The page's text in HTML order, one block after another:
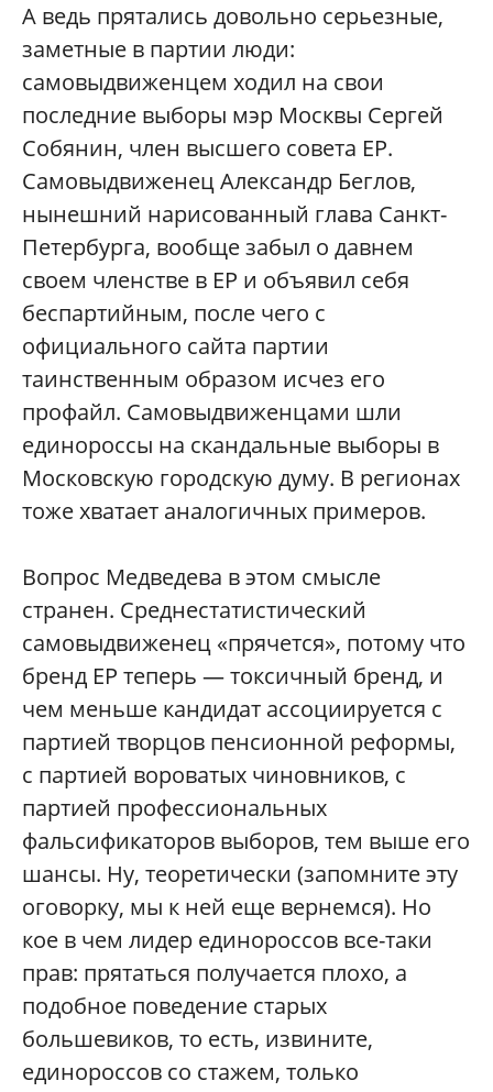
А ведь прятались довольно серьезные,
заметные в партии люди:
самовыдвиженцем ходил на свои
последние выборы мэр Москвы Сергей
Собянин, член высшего совета ЕР.
Самовыдвиженец Александр Беглов,
нынешний нарисованный глава Санкт-
Петербурга, вообще забыл о давнем
своем членстве в ЕР и объявил себя
беспартийным, после чего с
официального сайта партии
таинственным образом исчез его
профайл. Самовыдвиженцами шли
единороссы на скандальные выборы в
Московскую городскую думу. В регионах
тоже хватает аналогичных примеров.
Вопрос Медведева в этом смысле
странен. Среднестатистический
самовыдвиженец «прячется», потому что
бренд ЕР теперь — токсичный бренд, и
чем меньше кандидат ассоциируется с
партией творцов пенсионной реформы,
с партией вороватых чиновников, с
партией профессиональных
фальсификаторов выборов, тем выше его
шансы. Ну, теоретически (запомните эту
оговорку, мы к ней еще вернемся). Но
кое в чем лидер единороссов все-таки
прав: прятаться получается плохо, а
подобное поведение старых
большевиков, то есть, извините,
единороссов со стажем, только